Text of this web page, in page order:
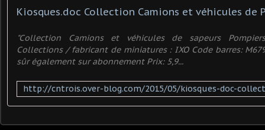
"Collection Camions et véhicules de sapeurs
Collections / fabricant de miniatures : IXO Code barres:
sûr également sur abonnement Prix: 5,9...